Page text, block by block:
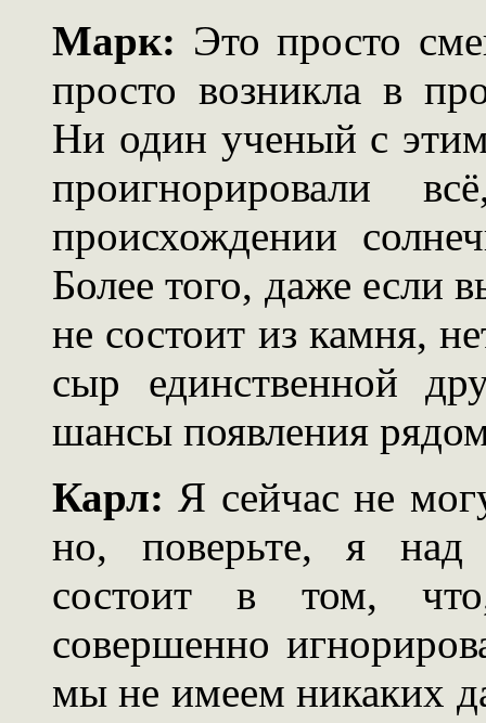
Марк: Это просто
просто возникла в
Ни один ученый с
проигнорировали
происхождении
Более того, даже если
не состоит из камня,
сыр единственной
шансы появления
Карл: Я сейчас не
но, поверьте, я над
состоит в том,
совершенно
мы не имеем никаких